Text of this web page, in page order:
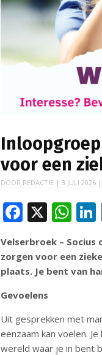
voor een
DOOR REDACTIE |3 JULI 2026
F
ac
e
b
o
k
X W
h
at
s
p
p
Velserbroek –
zorgen voor een
plaats. Je bent van
Gevoelens
Uit gesprekken met
eenzaam kan voelen.
wereld waar je in bent